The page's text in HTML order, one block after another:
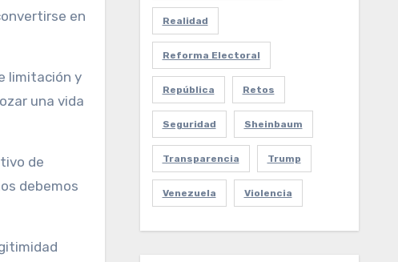
en
limitación y
una vida
de
debemos
Realidad
Reforma Electoral
República Retos
Seguridad Sheinbaum
Transparencia Trump
Venezuela Violencia